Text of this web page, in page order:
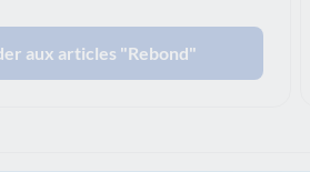
aux articles "Rebond"